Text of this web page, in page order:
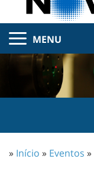
MENU
» Início » Eventos »